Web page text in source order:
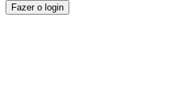
Fazer o login